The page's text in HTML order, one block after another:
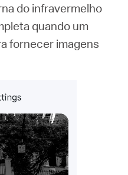
do infravermelho
quando um
fornecer imagens